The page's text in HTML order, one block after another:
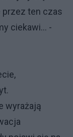
przez ten czas
ciekawi... -
wyrażają